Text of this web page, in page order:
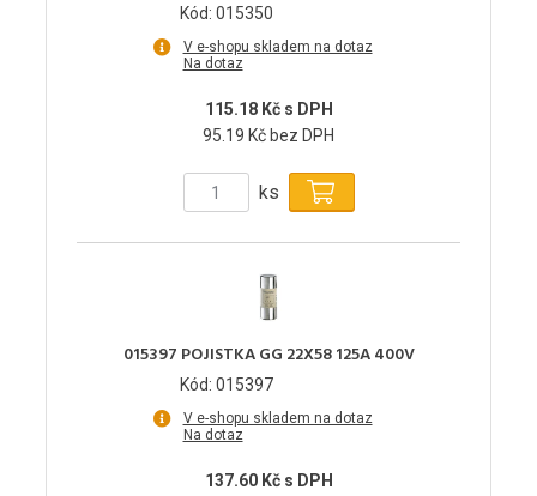
Kód: 015350
V e-shopu skladem na dotaz
Na dotaz
115.18 Kč s DPH
95.19 Kč bez DPH
ks
015397 POJISTKA GG 22X58 125A 400V
Kód: 015397
V e-shopu skladem na dotaz
Na dotaz
137.60 Kč s DPH